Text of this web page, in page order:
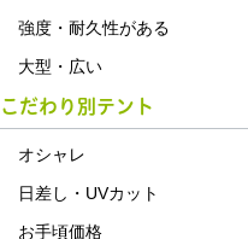
強度・耐久性がある
大型・広い
こだわり別テント
オシャレ
日差し・UVカット
お手頃価格